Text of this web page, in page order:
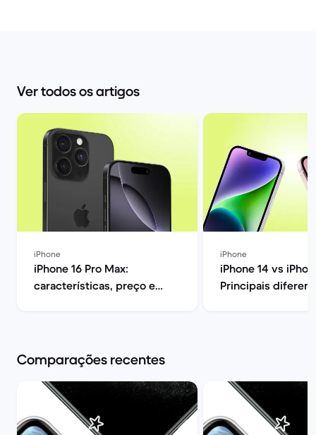
Ver todos os artigos
iPhone
iPhone 16 Pro Max:
características, preço e
iPhone
iPhone 14 vs
Principais
Comparações recentes